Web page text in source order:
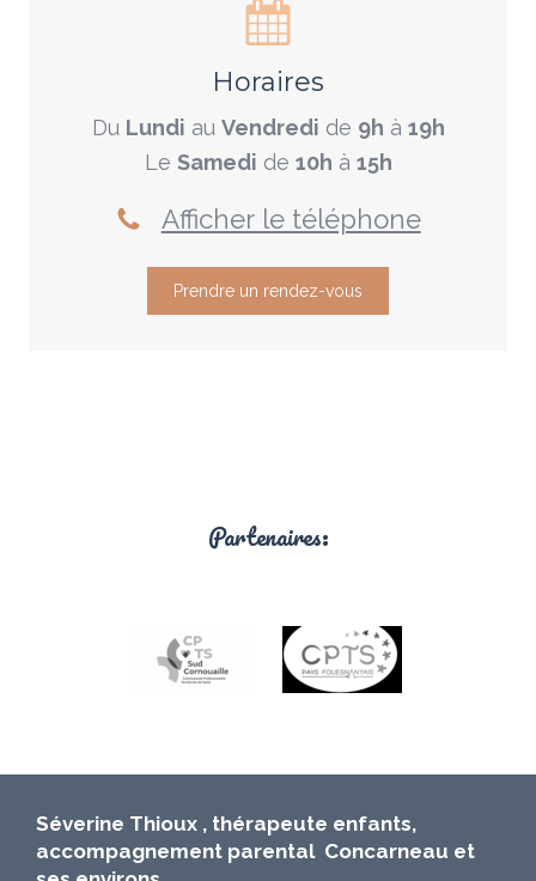
Horaires
Du Lundi au Vendredi de 9h à 19h
Le Samedi de 10h à 15h
Afficher le téléphone
Prendre un rendez-vous
Partenaires:
Séverine Thioux , thérapeute enfants,
accompagnement parental Concarneau et